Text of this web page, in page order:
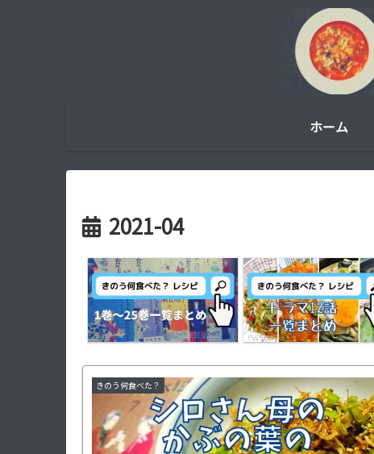
ホーム
2021-04
きのう何食べた？